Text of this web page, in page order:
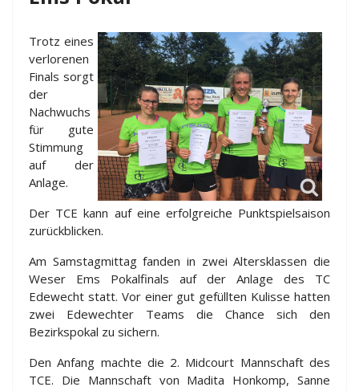
Trotz eines
verlorenen
Finals sorgt
der
Nachwuchs
für gute
Stimmung
auf der
Anlage.
Der TCE kann auf eine erfolgreiche Punktspielsaison
zurückblicken.
Am Samstagmittag fanden in zwei Altersklassen die
Weser Ems Pokalfinals auf der Anlage des TC
Edewecht statt. Vor einer gut gefüllten Kulisse hatten
zwei Edewechter Teams die Chance sich den
Bezirkspokal zu sichern.
Den Anfang machte die 2. Midcourt Mannschaft des
TCE. Die Mannschaft von Madita Honkomp, Sanne